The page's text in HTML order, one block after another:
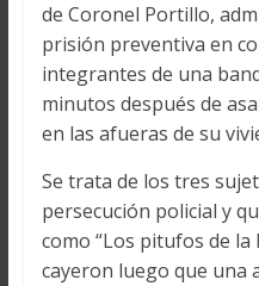
de Coronel Portillo,
prisión preventiva en
integrantes de una
minutos después de
en las afueras de su
Se trata de los tres
persecución policial y
como “Los pitufos de la
cayeron luego que una